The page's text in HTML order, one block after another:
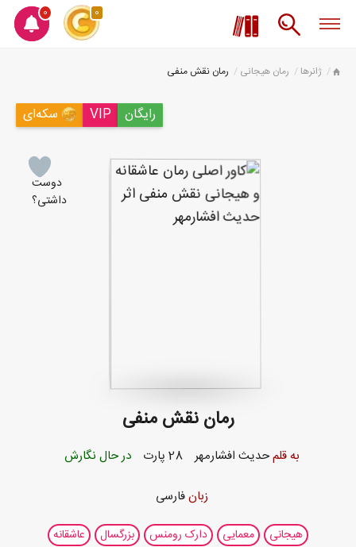
0 0
ژانرها رمان هیجانی رمان نقش منفی
سکه‌ای VIP رایگان
دوست
داشتی؟
رمان نقش منفی
به قلمحدیث افشارمهر 28 پارت در حال نگارش
زبانفارسی
هیجانی معمایی دارک رومنس بزرگسال
عاشقانه